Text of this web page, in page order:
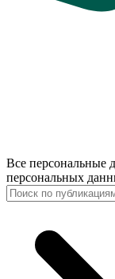
Все персональные
персональных